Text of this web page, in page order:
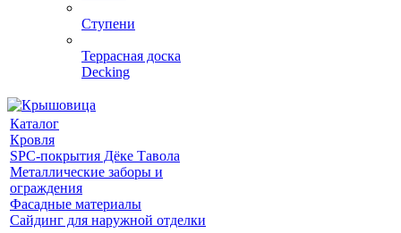
Ступени
Террасная доска
Decking
Каталог
Кровля
SPC-покрытия Дёке Тавола
Металлические заборы и
ограждения
Фасадные материалы
Сайдинг для наружной отделки